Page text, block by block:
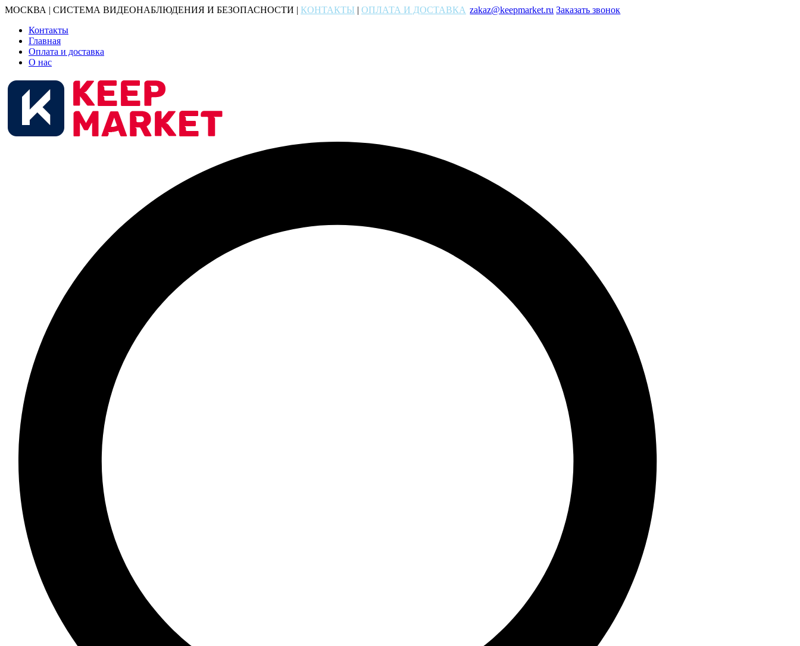
МОСКВА | СИСТЕМА ВИДЕОНАБЛЮДЕНИЯ И БЕЗОПАСНОСТИ | КОНТАКТЫ | ОПЛАТА И ДОСТАВКА zakaz@keepmarket.ru Заказать звонок
Контакты
Главная
Оплата и доставка
О нас